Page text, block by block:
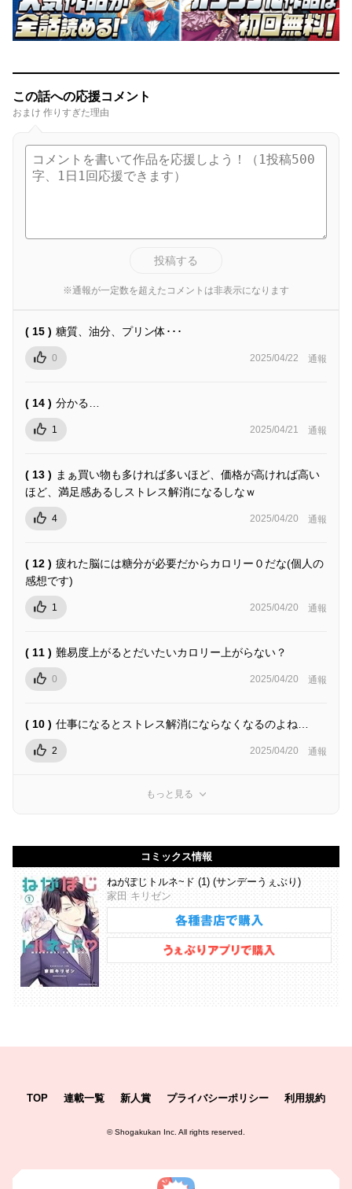
この話への応援コメント
おまけ 作りすぎた理由
投稿する
※通報が一定数を超えたコメントは非表示になります
( 15 ) 糖質、油分、プリン体･･･
0 2025/04/22 通報
( 14 ) 分かる…
1 2025/04/21 通報
( 13 ) まぁ買い物も多ければ多いほど、価格が高ければ高い
ほど、満足感あるしストレス解消になるしなｗ
4 2025/04/20 通報
( 12 ) 疲れた脳には糖分が必要だからカロリー０だな(個人の
感想です)
1 2025/04/20 通報
( 11 ) 難易度上がるとだいたいカロリー上がらない？
0 2025/04/20 通報
( 10 ) 仕事になるとストレス解消にならなくなるのよね…
2 2025/04/20 通報
もっと見る
コミックス情報
ねがぽじトルネ~ド (1) (サンデーうぇぶり)
家田 キリゼン
TOP 連載一覧 新人賞 プライバシーポリシー 利用規約
©Shogakukan Inc. All rights reserved.